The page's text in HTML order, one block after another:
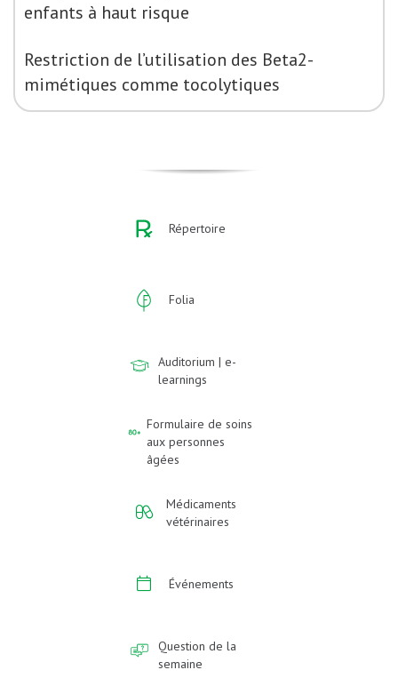
enfants à haut risque
Restriction de l’utilisation des Beta2-
mimétiques comme tocolytiques
Répertoire
Folia
Auditorium | e-
learnings
Formulaire de soins
aux personnes
âgées
Médicaments
vétérinaires
Événements
Question de la
semaine